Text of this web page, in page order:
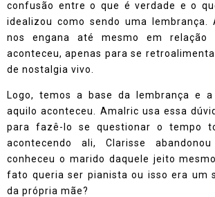
confusão entre o que é verdade e o
idealizou como sendo uma lembrança.
nos engana até mesmo em
aconteceu, apenas para se
de nostalgia vivo.
Logo, temos a base da lembrança e
aquilo aconteceu. Amalric usa essa
para fazê-lo se questionar o tempo
acontecendo ali, Clarisse
conheceu o marido daquele jeito
fato queria ser pianista ou isso era um
da própria mãe?